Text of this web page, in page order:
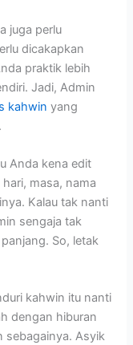
juga perlu
dicakapkan
praktik lebih
Jadi, Admin
kahwin yang
Anda kena edit
masa, nama
Kalau tak nanti
sengaja tak
So, letak
kahwin itu nanti
dengan hiburan
sebagainya. Asyik